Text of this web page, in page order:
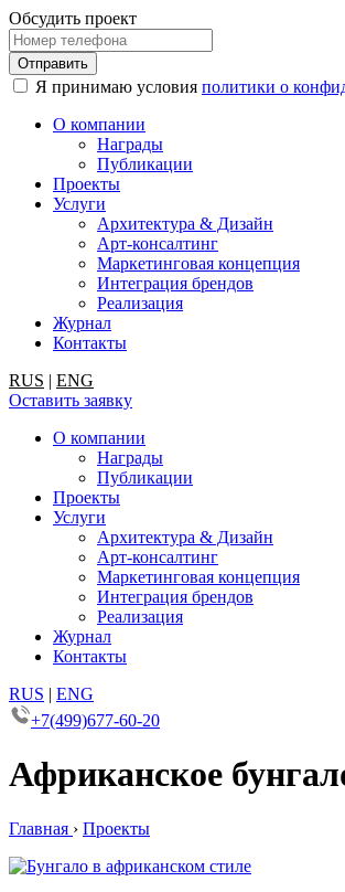
Обсудить проект
Я принимаю условия политики о
О компании
Награды
Публикации
Проекты
Услуги
Архитектура & Дизайн
Арт-консалтинг
Маркетинговая концепция
Интеграция брендов
Реализация
Журнал
Контакты
RUS | ENG
Оставить заявку
О компании
Награды
Публикации
Проекты
Услуги
Архитектура & Дизайн
Арт-консалтинг
Маркетинговая концепция
Интеграция брендов
Реализация
Журнал
Контакты
RUS | ENG
+7(499)677-60-20
Африканское
Главная › Проекты